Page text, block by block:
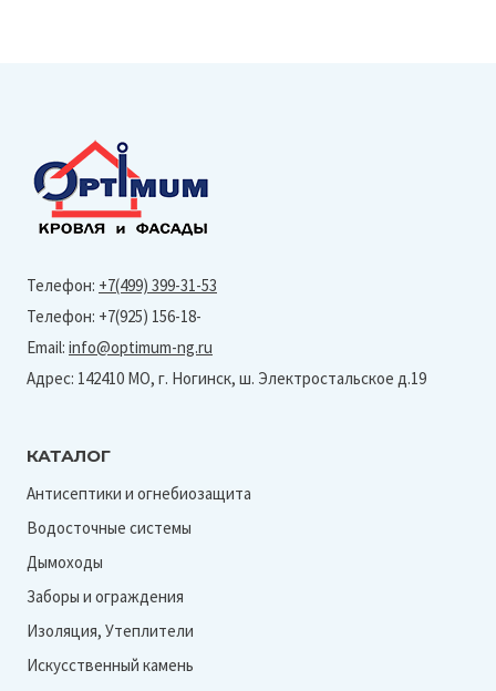
Леон
(0,460х0,170м)
Желтый
Телефон: +7(499) 399-31-53
Телефон: +7(925) 156-18-
Email: info@optimum-ng.ru
Адрес: 142410 МО, г. Ногинск, ш. Электростальское д.19
КАТАЛОГ
Антисептики и огнебиозащита
Водосточные системы
Дымоходы
Заборы и ограждения
Изоляция, Утеплители
Искусственный камень